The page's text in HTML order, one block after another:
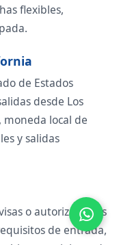
flexibles,
de Estados
desde Los
moneda local de
y salidas
o autorizaciones
de entrada,